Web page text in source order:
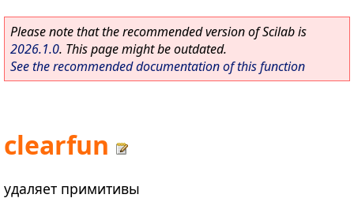
Please note that the recommended version of Scilab is
2026.1.0. This page might be outdated.
See the recommended documentation of this function
clearfun
удаляет примитивы